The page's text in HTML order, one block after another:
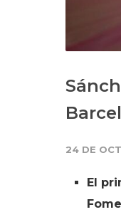
24 DE
El